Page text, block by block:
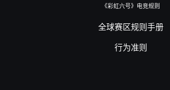
《彩虹六号》电竞规则
全球赛区规则手册
行为准则